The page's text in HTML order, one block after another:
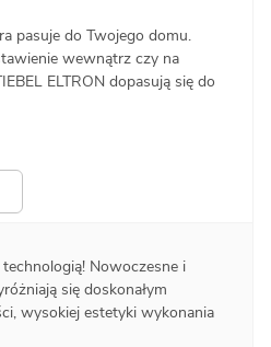
pasuje do Twojego domu.
wewnątrz czy na
ELTRON dopasują się do
Nowoczesne i
się doskonałym
wysokiej estetyki wykonania